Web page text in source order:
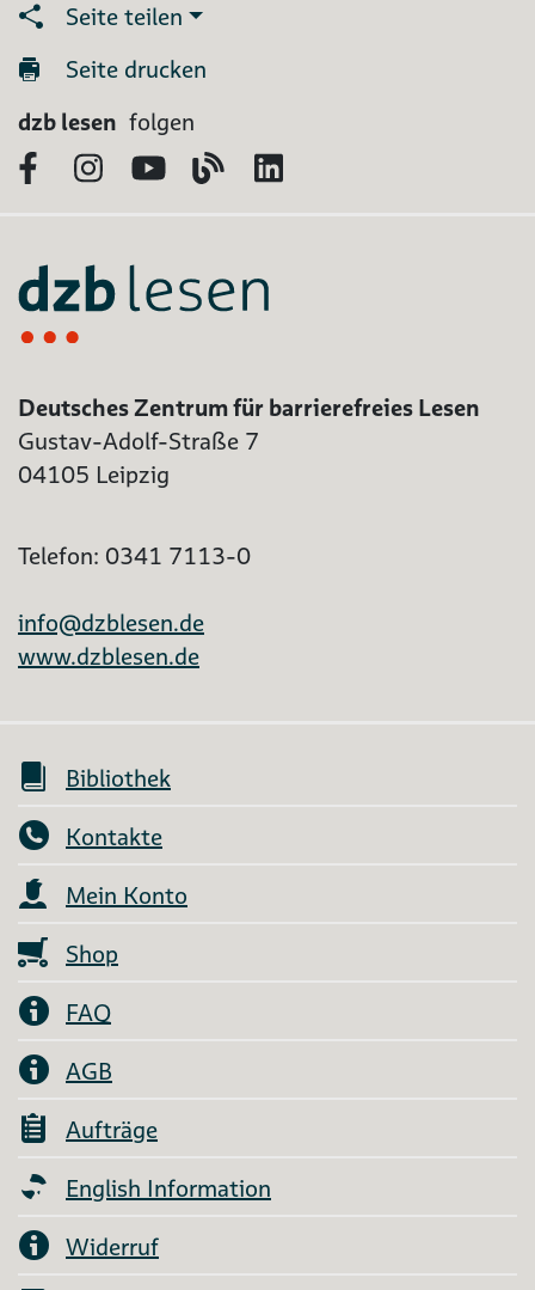
Seite teilen
Seite drucken
dzb lesen folgen
FacebookInstagram
YouTubeBlog
Deutsches Zentrum für barrierefreies Lesen
Gustav-Adolf-Straße 7
04105 Leipzig
Telefon: 0341 7113-0
info@dzblesen.de
www.dzblesen.de
Bibliothek
Kontakte
Mein Konto
Shop
FAQ
AGB
Aufträge
English Information
Widerruf